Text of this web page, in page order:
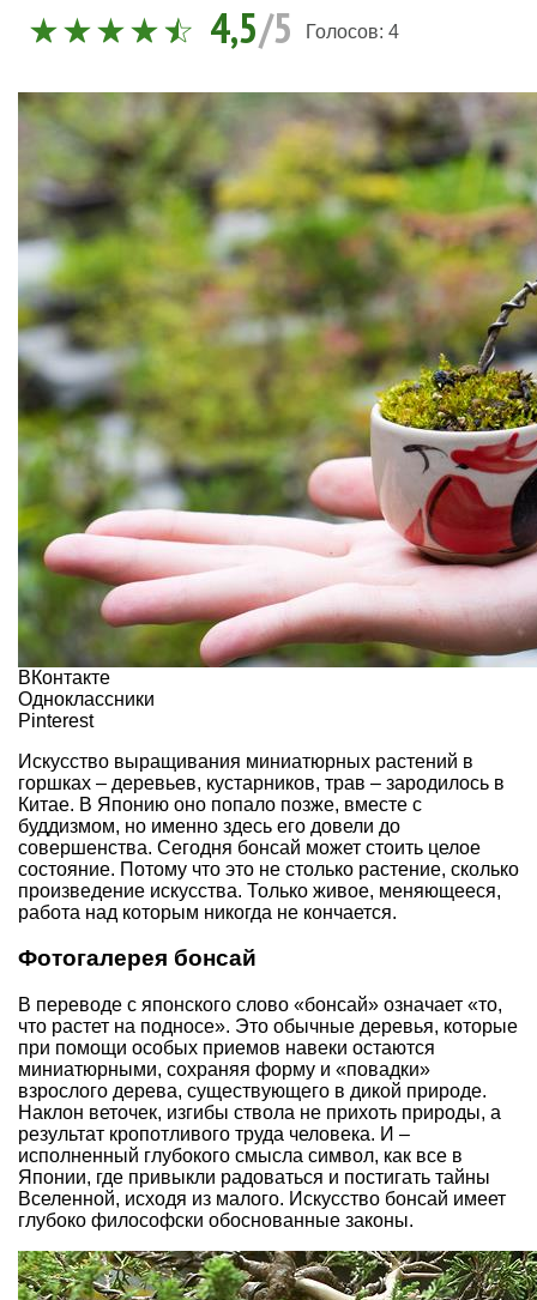
4,5/5 Голосов: 4
ВКонтакте
Одноклассники
Pinterest
Искусство выращивания миниатюрных растений в
горшках – деревьев, кустарников, трав – зародилось в
Китае. В Японию оно попало позже, вместе с
буддизмом, но именно здесь его довели до
совершенства. Сегодня бонсай может стоить целое
состояние. Потому что это не столько растение, сколько
произведение искусства. Только живое, меняющееся,
работа над которым никогда не кончается.
Фотогалерея бонсай
В переводе с японского слово «бонсай» означает «то,
что растет на подносе». Это обычные деревья, которые
при помощи особых приемов навеки остаются
миниатюрными, сохраняя форму и «повадки»
взрослого дерева, существующего в дикой природе.
Наклон веточек, изгибы ствола не прихоть природы, а
результат кропотливого труда человека. И –
исполненный глубокого смысла символ, как все в
Японии, где привыкли радоваться и постигать тайны
Вселенной, исходя из малого. Искусство бонсай имеет
глубоко философски обоснованные законы.